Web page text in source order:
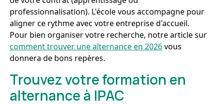
professionnalisation). L'école vous accompagne pour
aligner ce rythme avec votre entreprise d'accueil.
Pour bien organiser votre recherche, notre article sur
comment trouver une alternance en 2026vous
donnera de bons repères.
Trouvez votre formation en
alternance à IPAC